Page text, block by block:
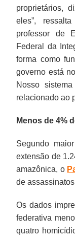
proprietários,
eles”,
professor de
Federal da
forma como
governo está
Nosso
relacionado ao
Menos de 4%
Segundo
extensão de
amazônica, o
de
Os dados
federativa
quatro